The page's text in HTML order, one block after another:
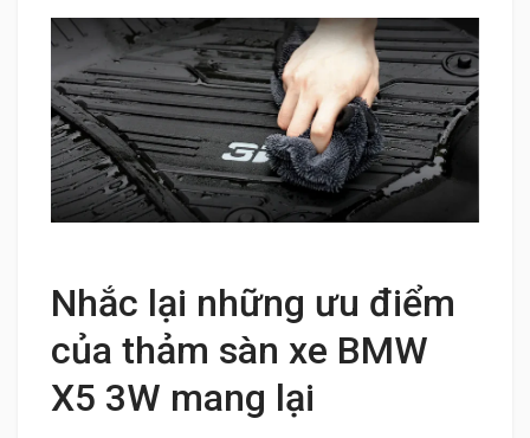
Nhắc lại những ưu điểm
của thảm sàn xe BMW
X5 3W mang lại